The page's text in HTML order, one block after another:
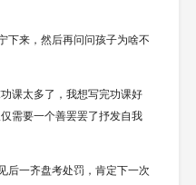
下来，然后再问问孩子为啥不
课太多了，我想写完功课好
需要一个善罢罢了抒发自我
后一齐盘考处罚，肯定下一次